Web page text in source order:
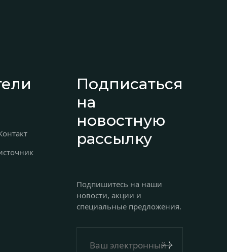
Свяжитесь с нами
+90 242 524 50 50
Подписаться
на
новостную
рассылку
Подпишитесь на наши
новости, акции и
специальные предложения.